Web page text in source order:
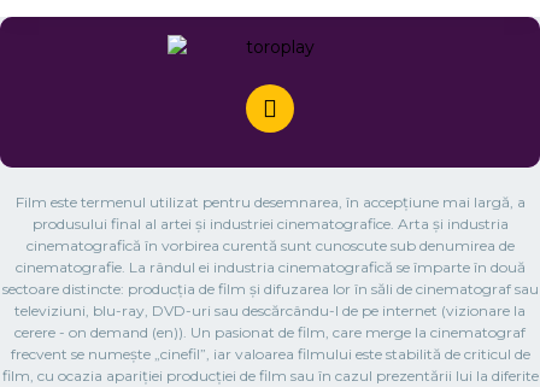
Film este termenul utilizat pentru desemnarea, în accepțiune mai largă, a
produsului final al artei și industriei cinematografice. Arta și industria
cinematografică în vorbirea curentă sunt cunoscute sub denumirea de
cinematografie. La rândul ei industria cinematografică se împarte în două
sectoare distincte: producția de film și difuzarea lor în săli de cinematograf sau
televiziuni, blu-ray, DVD-uri sau descărcându-l de pe internet (vizionare la
cerere - on demand (en)). Un pasionat de film, care merge la cinematograf
frecvent se numește „cinefil”, iar valoarea filmului este stabilită de criticul de
film, cu ocazia apariției producției de film sau în cazul prezentării lui la diferite